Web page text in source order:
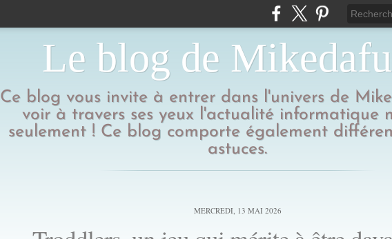
Le blog de
Ce blog vous invite à entrer dans l'univers de
voir à travers ses yeux l'actualité informatique
seulement ! Ce blog comporte également
astuces.
MERCREDI, 13 MAI 2026